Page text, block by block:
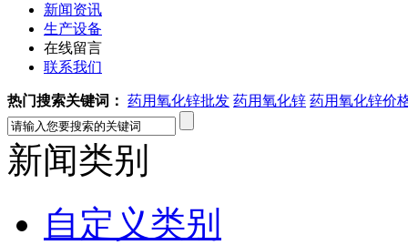
新闻资讯
生产设备
在线留言
联系我们
热门搜索关键词： 药用氧化锌批发 药用氧化锌 药用氧化锌价
新闻类别
自定义类别